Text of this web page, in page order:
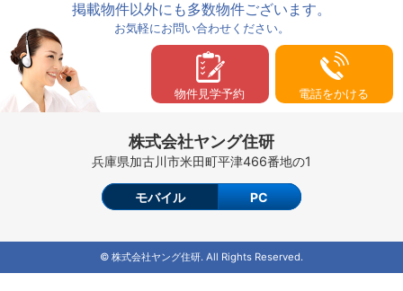
掲載物件以外にも多数物件ございます。
お気軽にお問い合わせください。
物件見学予約 電話をかける
株式会社ヤング住研
兵庫県加古川市米田町平津466番地の1
モバイル PC
© 株式会社ヤング住研. All Rights Reserved.